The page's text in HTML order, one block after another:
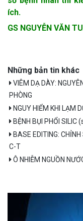
ích.
GS NGUYỄN VĂN
Những bản tin khác
VIÊM DẠ DÀY:
PHÒNG
NGUY HIỂM KHI LẠM
BỆNH BỤI PHỔI SILIC
BASE EDITING:
C-T
Ô NHIỄM NGUỒN